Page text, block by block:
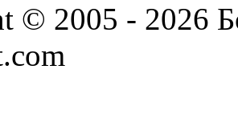
© 2005 - 2026